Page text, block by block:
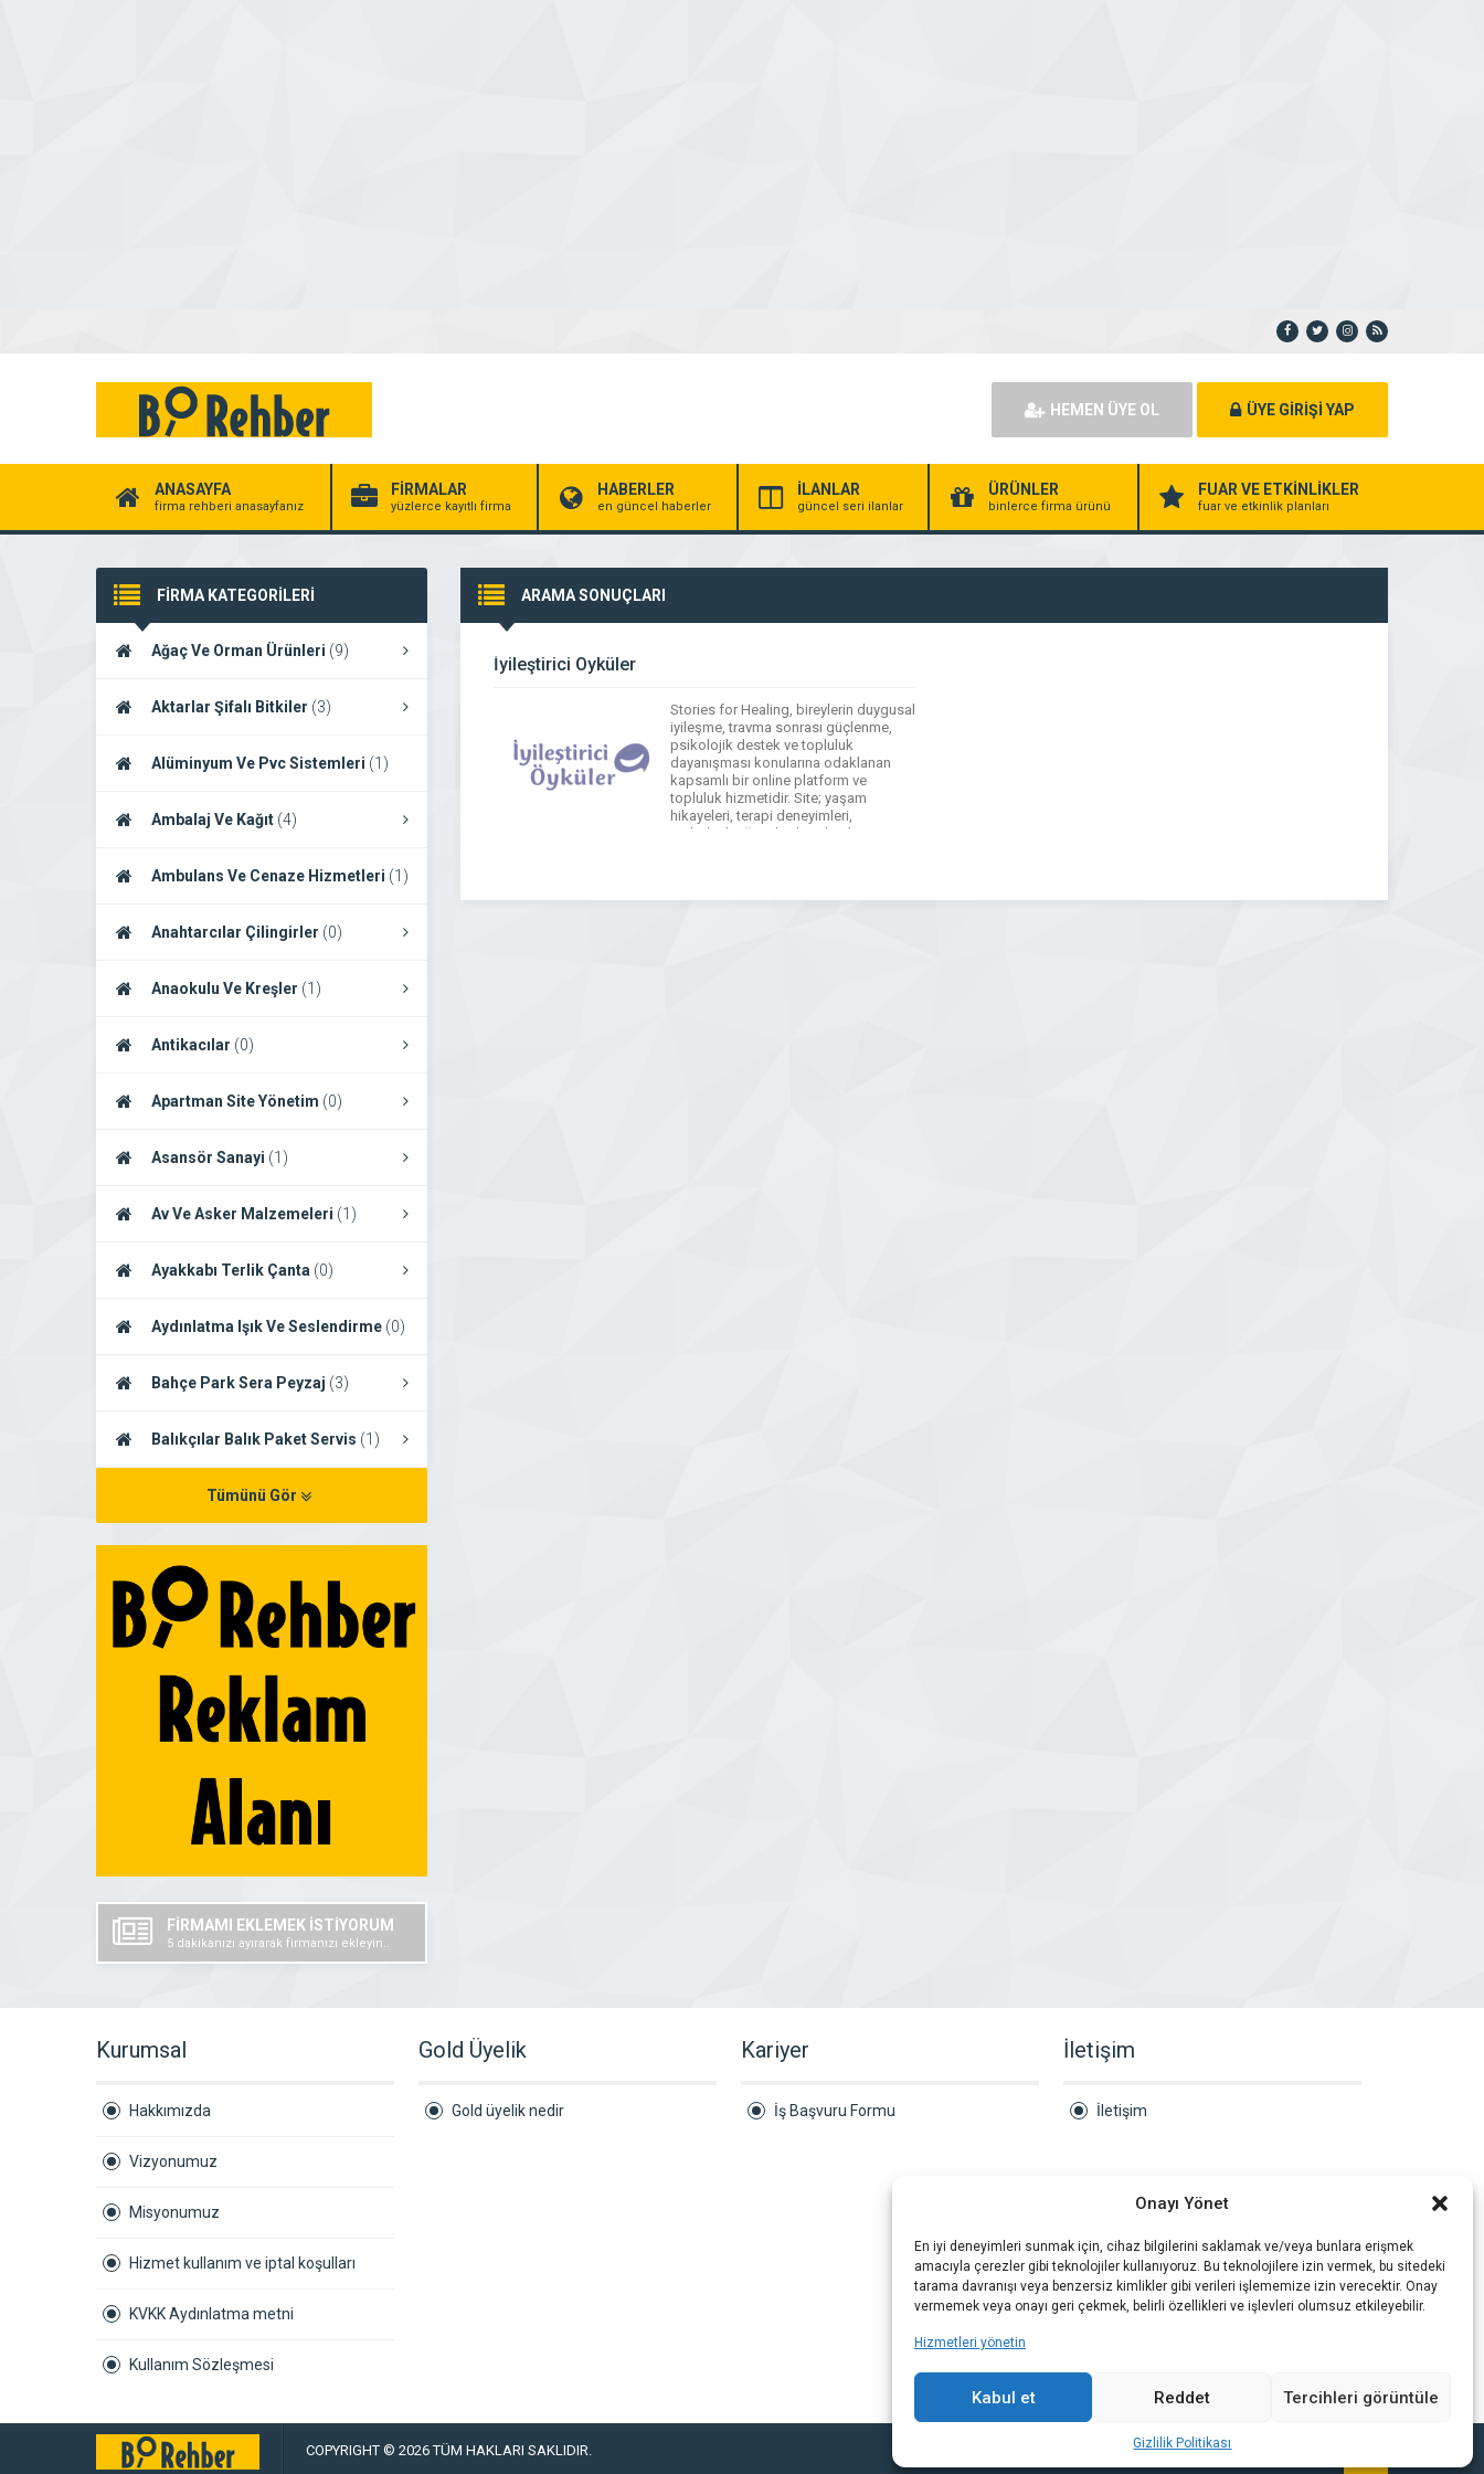
Onayı Yönet
En iyi deneyimleri sunmak için, cihaz bilgilerini saklamak ve/veya bunlara erişmek
amacıyla çerezler gibi teknolojiler kullanıyoruz. Bu teknolojilere izin vermek, bu sitedeki
tarama davranışı veya benzersiz kimlikler gibi verileri işlememize izin verecektir. Onay
vermemek veya onayı geri çekmek, belirli özellikleri ve işlevleri olumsuz etkileyebilir.
Hizmetleri yönetin
Kabul et Reddet Tercihleri görüntüle
Gizlilik Politikası
HEMEN ÜYE OL ÜYE GİRİŞİ YAP
ANASAYFA
firma rehberi anasayfanız
FİRMALAR
yüzlerce kayıtlı firma
HABERLER
en güncel haberler
İLANLAR
güncel seri ilanlar
ÜRÜNLER
binlerce firma ürünü
FUAR VE ETKİNLİKLER
fuar ve etkinlik planları
FİRMA KATEGORİLERİ
Ağaç Ve Orman Ürünleri (9)
Aktarlar Şifalı Bitkiler (3)
Alüminyum Ve Pvc Sistemleri (1)
Ambalaj Ve Kağıt (4)
Ambulans Ve Cenaze Hizmetleri (1)
Anahtarcılar Çilingirler (0)
Anaokulu Ve Kreşler (1)
Antikacılar (0)
Apartman Site Yönetim (0)
Asansör Sanayi (1)
Av Ve Asker Malzemeleri (1)
Ayakkabı Terlik Çanta (0)
Aydınlatma Işık Ve Seslendirme (0)
Bahçe Park Sera Peyzaj (3)
Balıkçılar Balık Paket Servis (1)
Tümünü Gör
FİRMAMI EKLEMEK İSTİYORUM
5 dakikanızı ayırarak firmanızı ekleyin..
ARAMA SONUÇLARI
İyileştirici Öyküler
Stories for Healing, bireylerin duygusal
iyileşme, travma sonrası güçlenme,
psikolojik destek ve topluluk
dayanışması konularına odaklanan
kapsamlı bir online platform ve
topluluk hizmetidir. Site; yaşam
hikayeleri, terapi deneyimleri,
psikolojik eğitimler, kendi iyileşme
Healing, travma yaşayan bireylerin
Kurumsal
Hakkımızda
Vizyonumuz
Misyonumuz
Hizmet kullanım ve iptal koşulları
KVKK Aydınlatma metni
Kullanım Sözleşmesi
Gold Üyelik
Gold üyelik nedir
Kariyer
İş Başvuru Formu
İletişim
İletişim
COPYRIGHT © 2026 TÜM HAKLARI SAKLIDIR.